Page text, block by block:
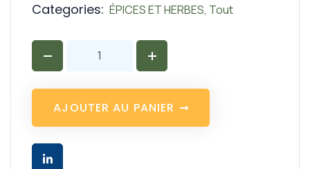
Categories: ÉPICES ET HERBES, Tout
AJ OUTER AU PANIER